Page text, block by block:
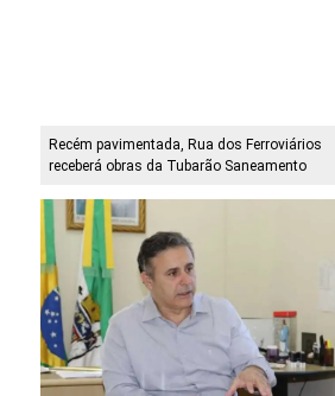
Recém pavimentada, Rua dos Ferroviários
receberá obras da Tubarão Saneamento